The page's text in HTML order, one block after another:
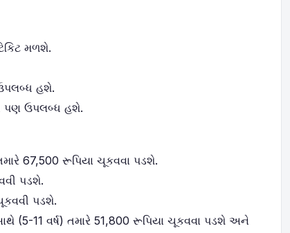
મળશે.
હશે.
પણ ઉપલબ્ધ હશે.
67,500 રૂપિયા ચૂકવવા પડશે.
પડશે.
પડશે.
(5-11 વર્ષ) તમારે 51,800 રૂપિયા ચૂકવવા પડશે અને